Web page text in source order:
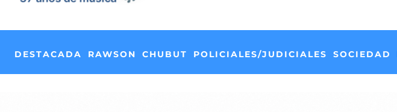
DESTACADA RAWSON CHUBUT POLICIALES/JUDICIALES SOCIEDAD